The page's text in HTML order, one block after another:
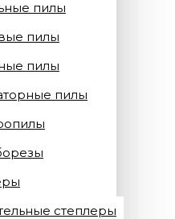
пилы
пилы
пилы
пилы
степлеры